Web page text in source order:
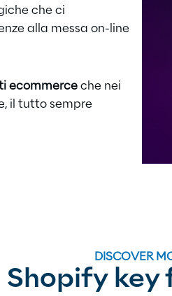
che ci
alla messa on-line
ecommerceche nei
il tutto sempre
DISCOVER
Shopify key